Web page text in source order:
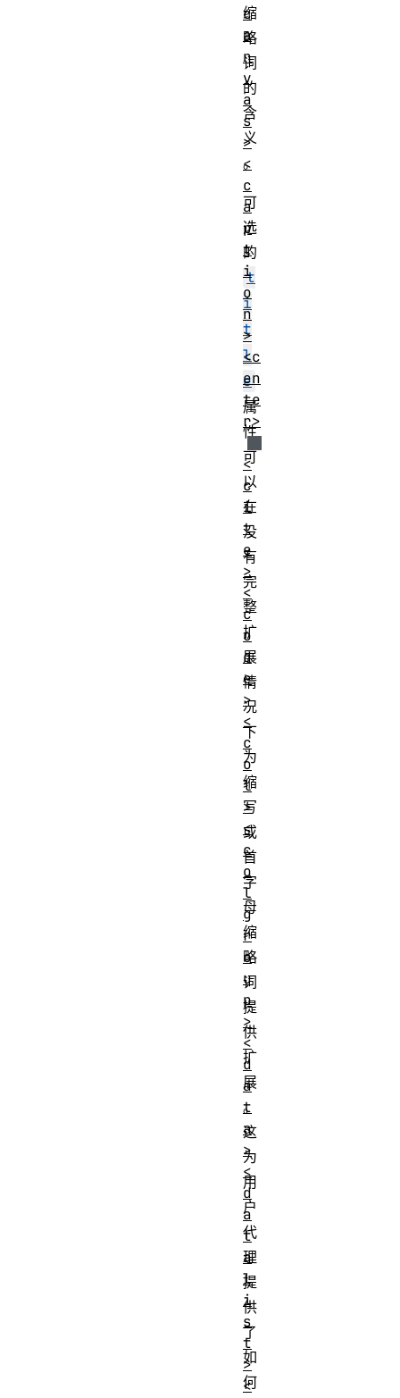
缩
略
词
的
含
义
。
可
选
的
t
i
t
l
e
属
性
可
以
在
没
有
完
整
扩
展
情
况
下
为
缩
写
或
首
字
母
缩
略
词
提
供
扩
展
。
这
为
用
户
代
理
提
供
了
如
何
c
a
n
v
a
s
>
<
c
a
p
t
i
o
n
>
<c
en
te
r>
<
c
i
t
e
>
<
c
o
d
e
>
<
c
o
l
>
<
c
o
l
g
r
o
u
p
>
<
d
a
t
a
>
<
d
a
t
a
l
i
s
t
>
<